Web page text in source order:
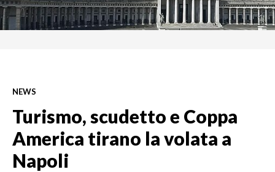
NEWS
Turismo, scudetto e Coppa
America tirano la volata a
Napoli